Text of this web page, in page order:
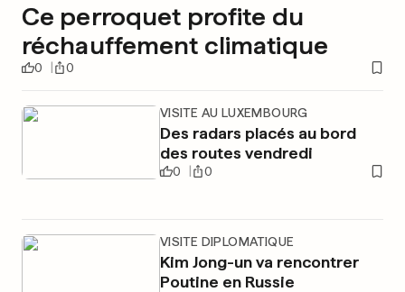
Ce perroquet profite du
réchauffement climatique
0 0
VISITE AU LUXEMBOURG
Des radars placés au bord
des routes vendredi
0 0
VISITE DIPLOMATIQUE
Kim Jong-un va rencontrer
Poutine en Russie